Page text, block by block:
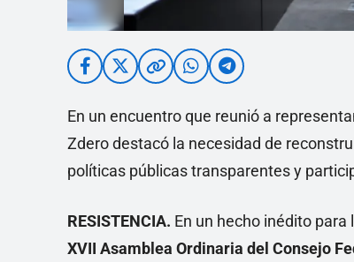
En un encuentro que reunió a
Zdero destacó la necesidad de
políticas públicas transparentes y
RESISTENCIA. En un hecho inédito para
XVII Asamblea Ordinaria del Consejo